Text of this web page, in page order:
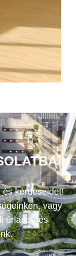
kérdéseidet!
vagy
űrlapot, és